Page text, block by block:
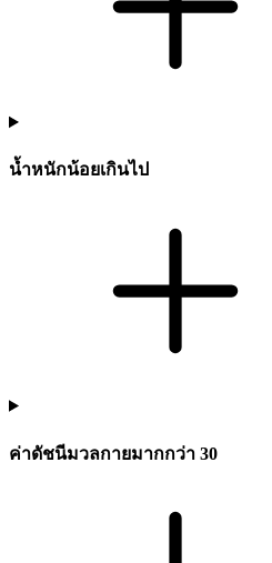
น้ำหนักน้อยเกินไป
ค่าดัชนีมวลกายมากกว่า 30